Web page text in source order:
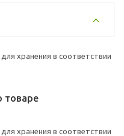
хранения в соответствии
товаре
хранения в соответствии